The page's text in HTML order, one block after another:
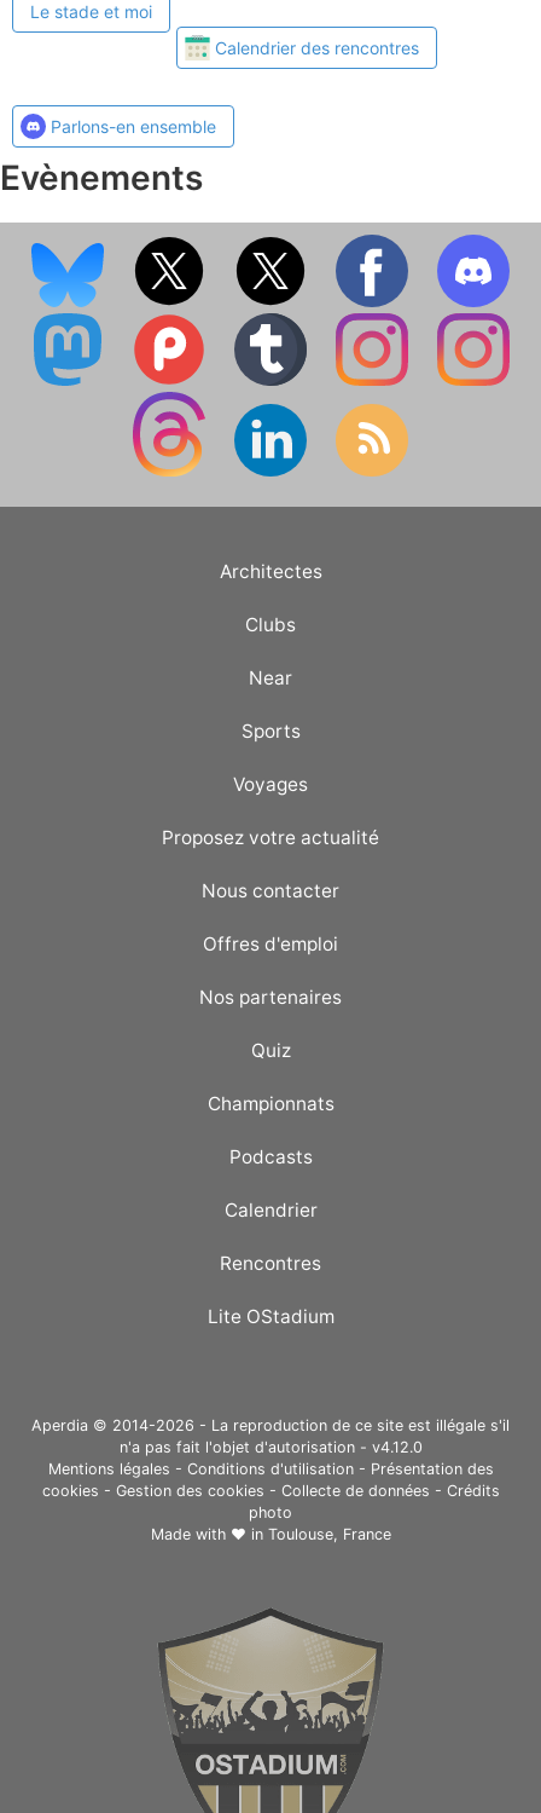
Le stade et moi
Calendrier des rencontres
Parlons-en ensemble
Evènements
Architectes
Clubs
Near
Sports
Voyages
Proposez votre actualité
Nous contacter
Offres d'emploi
Nos partenaires
Quiz
Championnats
Podcasts
Calendrier
Rencontres
Lite OStadium
Aperdia © 2014-2026 - La reproduction de ce site est illégale s'il
n'a pas fait l'objet d'autorisation - v4.12.0
Mentions légales - Conditions d'utilisation- Présentation des
cookies - Gestion des cookies - Collecte de données - Crédits
photo
Made with ❤ in Toulouse, France